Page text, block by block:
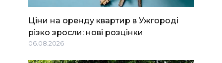
Ціни на оренду квартир в Ужгороді
різко зросли: нові розцінки
06.08.2026